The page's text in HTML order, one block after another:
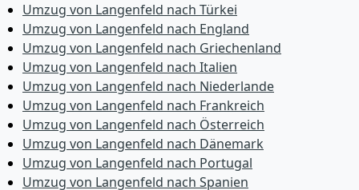
Umzug von Langenfeld nach Türkei
Umzug von Langenfeld nach England
Umzug von Langenfeld nach Griechenland
Umzug von Langenfeld nach Italien
Umzug von Langenfeld nach Niederlande
Umzug von Langenfeld nach Frankreich
Umzug von Langenfeld nach Österreich
Umzug von Langenfeld nach Dänemark
Umzug von Langenfeld nach Portugal
Umzug von Langenfeld nach Spanien